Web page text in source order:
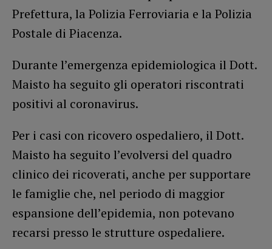
Prefettura, la Polizia Ferroviaria e la Polizia
Postale di Piacenza.
Durante l’emergenza epidemiologica il Dott.
Maisto ha seguito gli operatori riscontrati
positivi al coronavirus.
Per i casi con ricovero ospedaliero, il Dott.
Maisto ha seguito l’evolversi del quadro
clinico dei ricoverati, anche per supportare
le famiglie che, nel periodo di maggior
espansione dell’epidemia, non potevano
recarsi presso le strutture ospedaliere.